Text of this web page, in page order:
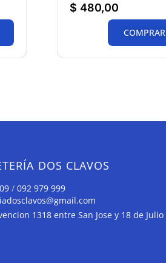
$ 480,00
COMPRAR
DOS CLAVOS
/092 979 999
1318 entre San Jose y 18 de Julio